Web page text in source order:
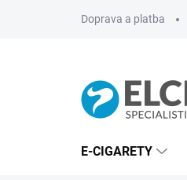
Doprava a platba
E-CIGARETY